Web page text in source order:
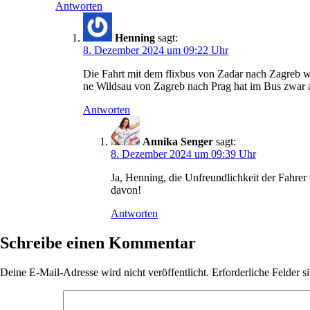
Antworten
Henning sagt:
8. Dezember 2024 um 09:22 Uhr
Die Fahrt mit dem flixbus von Zadar nach Zagreb
ne Wildsau von Zagreb nach Prag hat im Bus
Antworten
Annika Senger sagt:
8. Dezember 2024 um 09:39 Uhr
Ja, Henning, die Unfreundlichkeit der Fahrer
davon!
Antworten
Schreibe einen Kommentar
Deine E-Mail-Adresse wird nicht veröffentlicht. Erforderliche Felder